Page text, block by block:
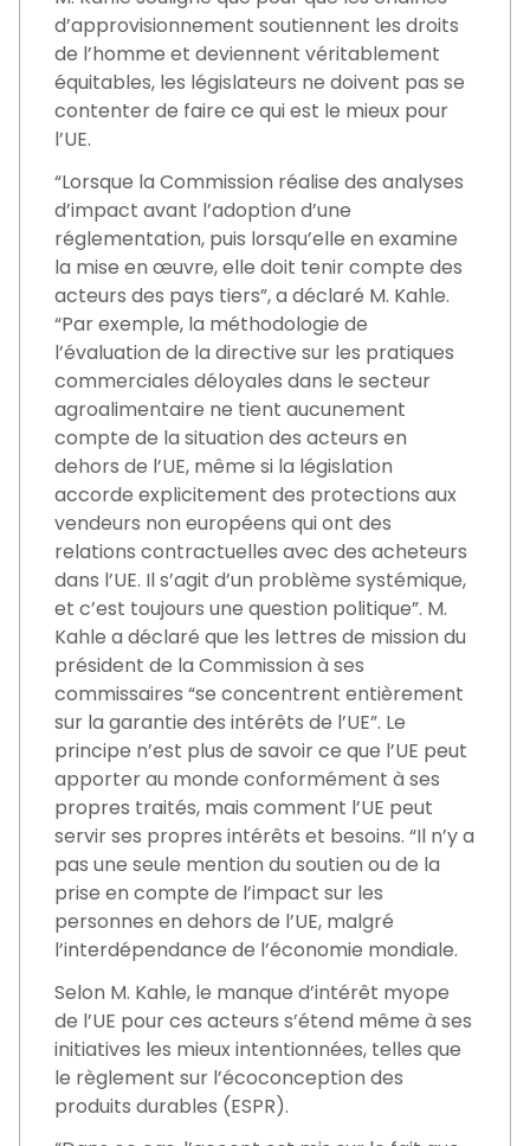
d’approvisionnement soutiennent les droits
de l’homme et deviennent véritablement
équitables, les législateurs ne doivent pas se
contenter de faire ce qui est le mieux pour
l’UE.
“Lorsque la Commission réalise des analyses
d’impact avant l’adoption d’une
réglementation, puis lorsqu’elle en examine
la mise en œuvre, elle doit tenir compte des
acteurs des pays tiers”, a déclaré M. Kahle.
“Par exemple, la méthodologie de
l’évaluation de la directive sur les pratiques
commerciales déloyales dans le secteur
agroalimentaire ne tient aucunement
compte de la situation des acteurs en
dehors de l’UE, même si la législation
accorde explicitement des protections aux
vendeurs non européens qui ont des
relations contractuelles avec des acheteurs
dans l’UE. Il s’agit d’un problème systémique,
et c’est toujours une question politique”. M.
Kahle a déclaré que les lettres de mission du
président de la Commission à ses
commissaires “se concentrent entièrement
sur la garantie des intérêts de l’UE”. Le
principe n’est plus de savoir ce que l’UE peut
apporter au monde conformément à ses
propres traités, mais comment l’UE peut
servir ses propres intérêts et besoins. “Il n’y a
pas une seule mention du soutien ou de la
prise en compte de l’impact sur les
personnes en dehors de l’UE, malgré
l’interdépendance de l’économie mondiale.
Selon M. Kahle, le manque d’intérêt myope
de l’UE pour ces acteurs s’étend même à ses
initiatives les mieux intentionnées, telles que
le règlement sur l’écoconception des
produits durables (ESPR).